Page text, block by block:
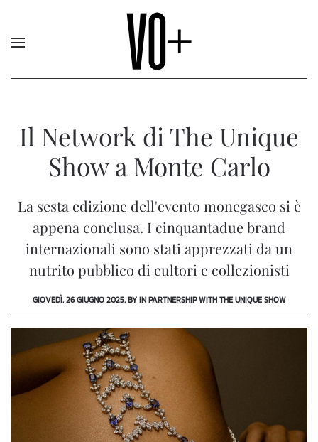
Il Network di The Unique
Show a Monte Carlo
La sesta edizione dell'evento monegasco si è
appena conclusa. I cinquantadue brand
internazionali sono stati apprezzati da un
nutrito pubblico di cultori e collezionisti
GIOVEDÌ, 26 GIUGNO 2025, BY IN PARTNERSHIP WITH THE UNIQUE SHOW